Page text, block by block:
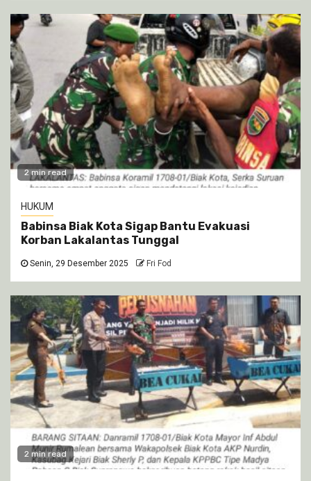
2 min read
HUKUM
Babinsa Biak Kota Sigap Bantu Evakuasi
Korban Lakalantas Tunggal
Senin, 29 Desember 2025 Fri Fod
2 min read